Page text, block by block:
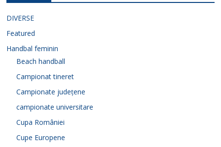
DIVERSE
Featured
Handbal feminin
Beach handball
Campionat tineret
Campionate județene
campionate universitare
Cupa României
Cupe Europene